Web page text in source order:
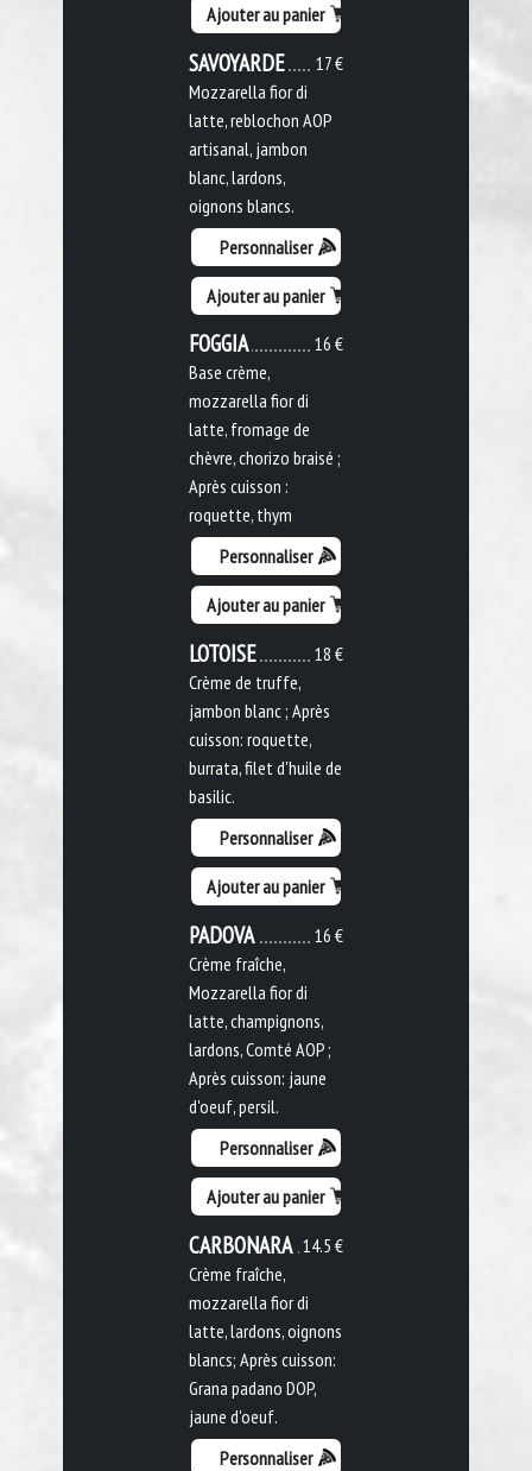
Ajouter au panier
17 €
SAVOYARDE
Mozzarella fior di
latte, reblochon AOP
artisanal, jambon
blanc, lardons,
oignons blancs.
Personnaliser
Ajouter au panier
16 €
FOGGIA
Base crème,
mozzarella fior di
latte, fromage de
chèvre, chorizo braisé ;
Après cuisson :
roquette, thym
Personnaliser
Ajouter au panier
18 €
LOTOISE
Crème de truffe,
jambon blanc ; Après
cuisson: roquette,
burrata, filet d'huile de
basilic.
Personnaliser
Ajouter au panier
16 €
PADOVA
Crème fraîche,
Mozzarella fior di
latte, champignons,
lardons, Comté AOP ;
Après cuisson: jaune
d'oeuf, persil.
Personnaliser
Ajouter au panier
14.5 €
CARBONARA
Crème fraîche,
mozzarella fior di
latte, lardons, oignons
blancs; Après cuisson:
Grana padano DOP,
jaune d'oeuf.
Personnaliser